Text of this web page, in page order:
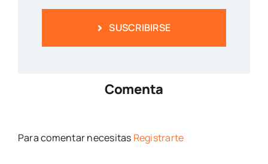
SUSCRIBIRSE
Comenta
Para comentar necesitas Registrarte